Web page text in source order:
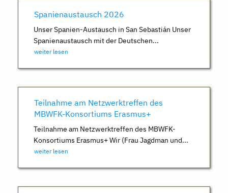
Spanienaustausch 2026
Unser Spanien-Austausch in San Sebastián Unser
Spanienaustausch mit der Deutschen...
weiter lesen
Teilnahme am Netzwerktreffen des
MBWFK-Konsortiums Erasmus+
Teilnahme am Netzwerktreffen des MBWFK-
Konsortiums Erasmus+ Wir (Frau Jagdman und...
weiter lesen